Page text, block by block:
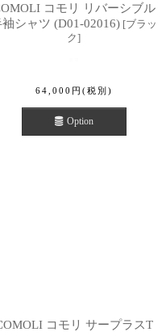
コモリ リバーシブル
袖シャツ (D01-02016) [ブラッ
ク]
64,000 円 (税別)
Option
コモリ サープラスT